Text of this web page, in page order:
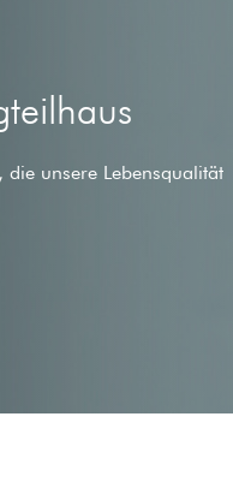
die unsere Lebensqualität